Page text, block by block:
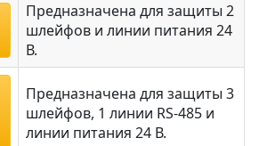
Предназначена для защиты 2
шлейфов и линии питания 24
В.
Предназначена для защиты 3
шлейфов, 1 линии RS-485 и
линии питания 24 В.